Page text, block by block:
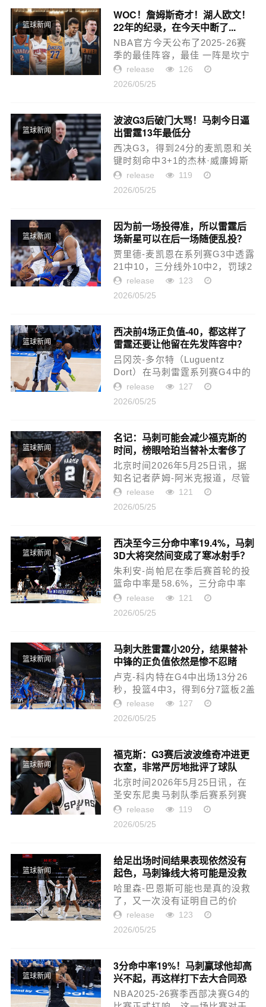
篮球新闻
WOC！詹姆斯奇才！湖人欧文！
22年的纪录，在今天中断了...
NBA官方今天公布了2025-26赛
季的最佳阵容，最佳 一阵是坎宁
安、亚历山大、东契奇、文班亚
马、约基奇。最佳二阵是布伦
release
126
2026/05/25
篮球新闻
波波G3后破门大骂！马刺今日逼
出雷霆13年最低分
西决G3，得到24分的麦凯恩和关
键时刻命中3+1的杰林·威廉姆斯
将马刺防守打爆。全场比赛，双
方替补席76比23的得分差距，触
间...
release
119
2026/05/25
篮球新闻
因为前一场投得准，所以雷霆后
场新星可以在后一场随便乱投？
贾里德-麦凯恩在系列赛G3中透露
21中10，三分线外10中2，罚球2
中2，得到了24分4篮板1助攻的数
据，成为了雷霆战胜马刺的功
后赛...
release
123
2026/05/25
篮球新闻
西决前4场正负值-40，都这样了
雷霆还要让他留在先发阵容中？
吕冈茨-多尔特（Luguentz
Dort）在马刺雷霆系列赛G4中的
表现依然是惨不忍睹的水平。他
在17分21秒的出场时间内投篮2中
次...
release
127
2026/05/25
篮球新闻
名记：马刺可能会减少福克斯的
时间，榜眼哈珀当替补太奢侈了
北京时间2026年5月25日讯，据
知名记者萨姆-阿米克报道，尽管
圣安东尼奥马刺队目前在季后赛
中表现出色，但联盟内部已出现
管...
release
121
2026/05/25
篮球新闻
西决至今三分命中率19.4%，马刺
3D大将突然间变成了寒冰射手？
朱利安-尚帕尼在季后赛首轮的投
篮命中率是58.6%，三分命中率
是61.9%，算得上是顶级投手的
水平，表现算是非常惊艳了。到
36.6%，...
release
121
2026/05/25
篮球新闻
马刺大胜雷霆小20分，结果替补
中锋的正负值依然是惨不忍睹
的-9？
卢克-科内特在G4中出场13分26
秒，投篮4中3，得到6分7篮板2盖
帽，还有1次犯规，正负值为-9。
大家都在说，科内特这场打得不
队...
release
127
2026/05/25
篮球新闻
福克斯：G3赛后波波维奇冲进更
衣室，非常严厉地批评了球队
北京时间2026年5月25日讯，在
圣安东尼奥马刺队季后赛系列赛
第4场大胜对手后，马刺球星福克
斯在场边采访中透露了前主帅波
release
119
2026/05/25
篮球新闻
给足出场时间结果表现依然没有
起色，马刺锋线大将可能是没救
了？
哈里森-巴恩斯可能也是真的没救
了，又一次没有证明自己的价
值。G4马刺也是对轮换阵容进行
了一些调整，给了巴恩斯更多的
罚球6...
release
123
2026/05/25
篮球新闻
3分命中率19%！马刺赢球他却高
兴不起，再这样打下去大合同恐
悬了
NBA2025-26赛季西部决赛G4的